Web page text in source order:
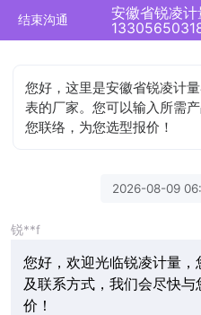
结束沟通
您好，这里是安徽省锐凌计
表的厂家。您可以输入所需
您联络，为您选型报价！
2026-08-09
锐**f
您好，欢迎光临锐凌计量，
及联系方式，我们会尽快
价！